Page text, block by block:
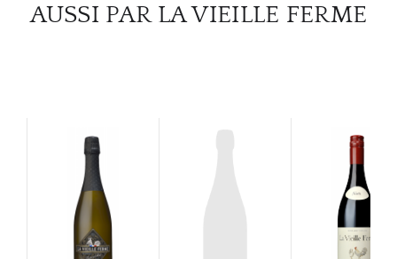
AUSSI PAR LA VIEILLE FERME